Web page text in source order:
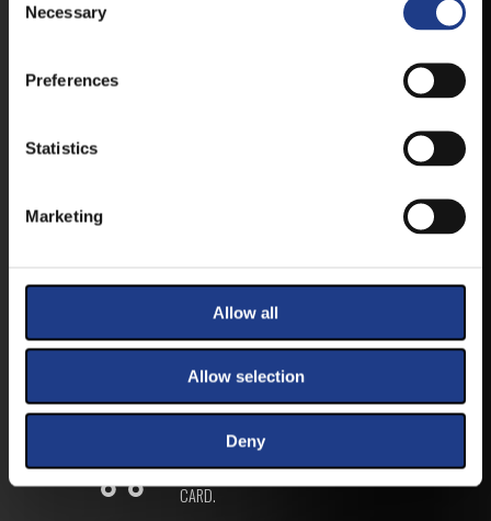
Necessary
Preferences
Statistics
Marketing
Allow all
Allow selection
Deny
TICKETS
BUY YOUR TICKET ONLINE
BUY YOUT TICKET ONLINE WITH YOUR CREDIT
CARD.